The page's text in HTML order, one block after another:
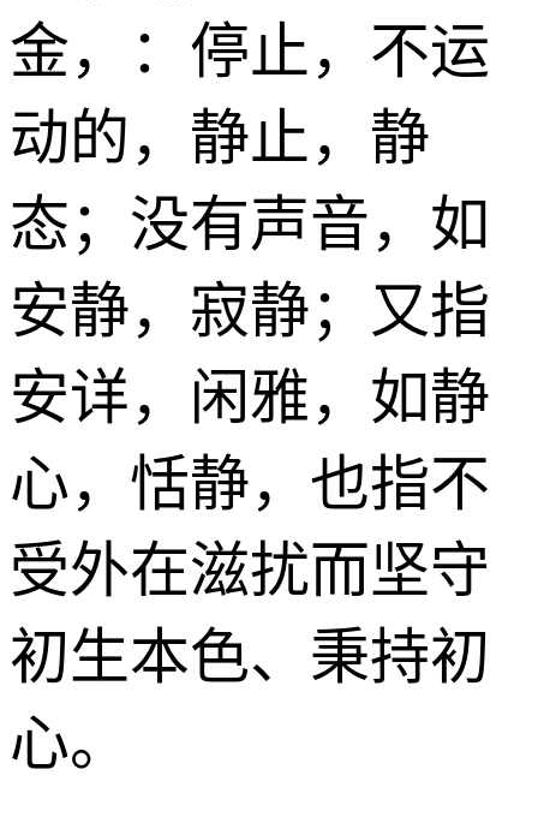
金，：停止，不运
动的，静止，静
态；没有声音，如
安静，寂静；又指
安详，闲雅，如静
心，恬静，也指不
受外在滋扰而坚守
初生本色、秉持初
心。